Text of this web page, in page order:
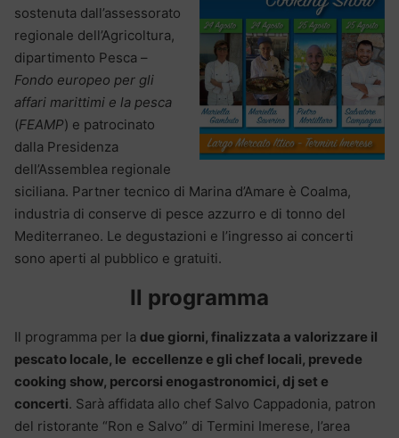
sostenuta dall’assessorato
regionale dell’Agricoltura,
dipartimento Pesca –
Fondo europeo per gli
affari marittimi e la pesca
(FEAMP) e patrocinato
dalla Presidenza
dell’Assemblea regionale
siciliana. Partner tecnico di Marina d’Amare è Coalma,
industria di conserve di pesce azzurro e di tonno del
Mediterraneo. Le degustazioni e l’ingresso ai concerti
sono aperti al pubblico e gratuiti.
Il programma
Il programma per la due giorni, finalizzata a valorizzare il
pescato locale, le eccellenze e gli chef locali, prevede
cooking show, percorsi enogastronomici, dj set e
concerti. Sarà affidata allo chef Salvo Cappadonia, patron
del ristorante “Ron e Salvo” di Termini Imerese, l’area